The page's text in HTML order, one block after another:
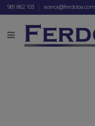
981 862 103 aceros@ferdoba.com